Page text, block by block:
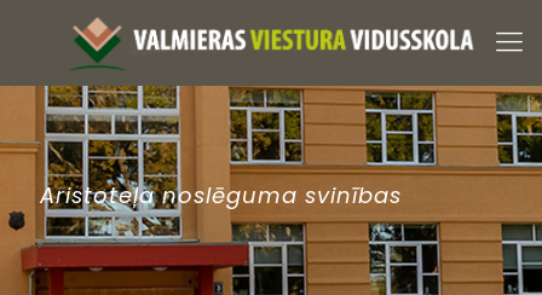
Aristoteļa noslēguma svinības